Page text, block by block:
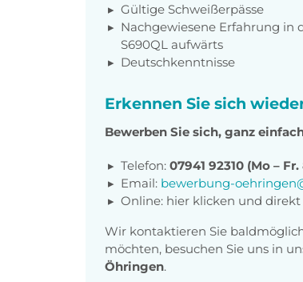
Gültige Schweißerpässe
Nachgewiesene Erfahrung in
S690QL aufwärts
Deutschkenntnisse
Erkennen Sie sich
Bewerben Sie sich, ganz
Telefon: 07941 92310 (Mo –
Email: bewerbung-
Online: hier klicken und
Wir kontaktieren Sie
möchten, besuchen Sie uns in
Öhringen.